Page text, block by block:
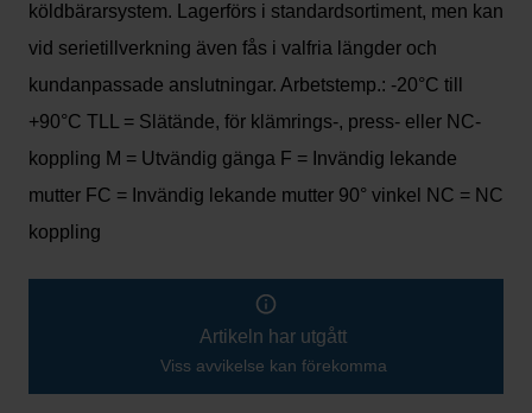
köldbärarsystem. Lagerförs i standardsortiment, men kan
vid serietillverkning även fås i valfria längder och
kundanpassade anslutningar. Arbetstemp.: -20°C till
+90°C TLL = Slätände, för klämrings-, press- eller NC-
koppling M = Utvändig gänga F = Invändig lekande
mutter FC = Invändig lekande mutter 90° vinkel NC = NC
koppling
Artikeln har utgått
Viss avvikelse kan förekomma